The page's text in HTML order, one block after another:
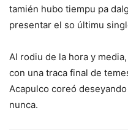
tamién hubo tiempu pa
presentar el so últimu
Al rodiu de la hora y
con una traca final de
Acapulco coreó
nunca.